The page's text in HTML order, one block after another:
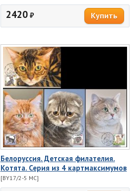
2420 ₽
Белоруссия. Детская филателия.
Котята. Серия из 4 картмаксимумов
[BY17/2-5 MC]